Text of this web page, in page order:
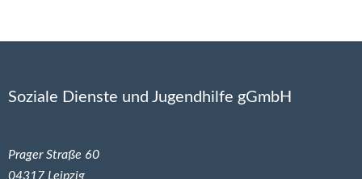
Soziale Dienste und Jugendhilfe gGmbH
Prager Straße 60
04317 Leipzig